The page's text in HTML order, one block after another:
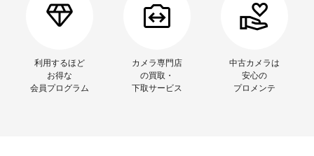
利用するほど
お得な
会員プログラム
カメラ専門店
の買取・
下取サービス
中古カメラは
安心の
プロメンテ